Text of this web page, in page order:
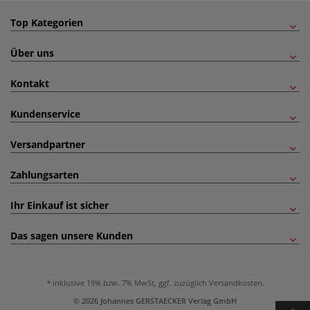
Top Kategorien
Über uns
Kontakt
Kundenservice
Versandpartner
Zahlungsarten
Ihr Einkauf ist sicher
Das sagen unsere Kunden
inklusive 19% bzw. 7% MwSt, ggf. zuzüglich Versandkosten.
© 2026 Johannes GERSTAECKER Verlag GmbH